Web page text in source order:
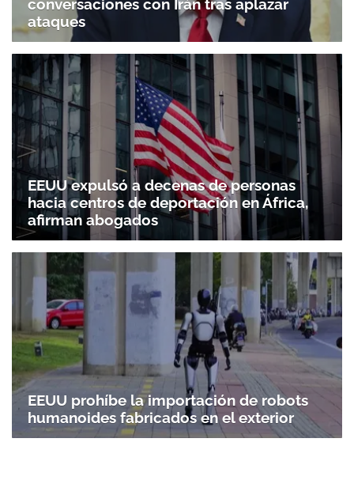
conversaciones con Irán tras aplazar
ataques
EEUU expulsó a decenas de personas
hacia centros de deportación en África,
afirman abogados
EEUU prohíbe la importación de robots
humanoides fabricados en el exterior